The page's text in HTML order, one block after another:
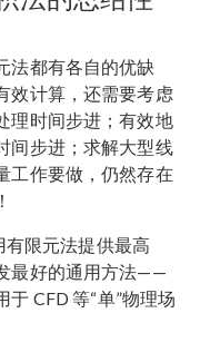
法都有各自的优缺
效计算，还需要考虑
理时间步进；有效地
间步进；求解大型线
工作要做，仍然存在
有限元法提供最高
最好的通用方法——
CFD 等“单”物理场